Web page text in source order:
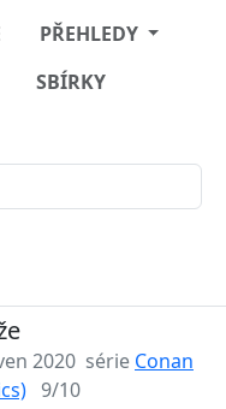
PŘEHLEDY
SBÍRKY
2020 série Conan
9/10